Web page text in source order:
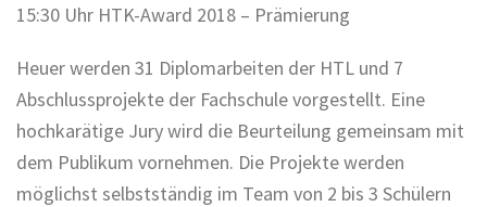
15:30 Uhr HTK-Award 2018 – Prämierung
Heuer werden 31 Diplomarbeiten der HTL und 7
Abschlussprojekte der Fachschule vorgestellt. Eine
hochkarätige Jury wird die Beurteilung gemeinsam mit
dem Publikum vornehmen. Die Projekte werden
möglichst selbstständig im Team von 2 bis 3 Schülern